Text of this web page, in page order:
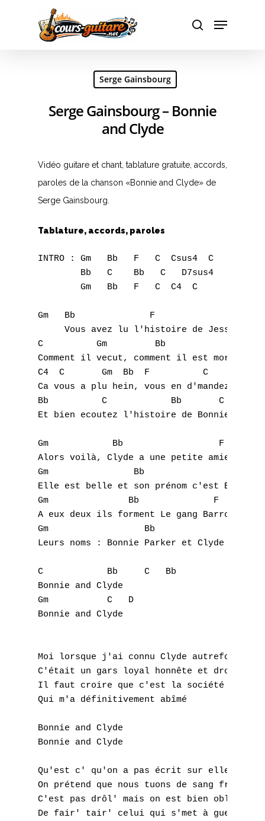
Hit enter to search or ESC to close
Serge Gainsbourg
Serge Gainsbourg – Bonnie
and Clyde
Vidéo guitare et chant, tablature gratuite, accords,
paroles de la chanson «Bonnie and Clyde» de
Serge Gainsbourg.
Tablature, accords, paroles
INTRO : Gm   Bb   F   C  Csus4  C
        Bb   C    Bb   C   D7sus4
        Gm   Bb   F   C  C4  C
Gm   Bb              F               C
Vous avez lu l'histoire de Jesse
C          Gm         Bb             F
Comment il vecut, comment il est mort
C4  C       Gm  Bb  F          C    C4
Ca vous a plu hein, vous en d'mandez
Bb          C            Bb       C
Et bien ecoutez l'histoire de Bonnie and
Gm            Bb                  F   C
Alors voilà, Clyde a une petite amie
Gm                Bb                F      C
Elle est belle et son prénom c'est Bonnie
Gm               Bb              F      C
A eux deux ils forment Le gang Barrow
Gm                  Bb               F
Leurs noms : Bonnie Parker et Clyde Barrow
C            Bb     C   Bb
Bonnie and Clyde
Gm           C   D
Bonnie and Clyde
Moi lorsque j'ai connu Clyde autrefois
C'était un gars loyal honnête et droit
Il faut croire que c'est la société
Qui m'a définitivement abîmé
Bonnie and Clyde
Bonnie and Clyde
Qu'est c' qu'on a pas écrit sur elle et
On prétend que nous tuons de sang froid
C'est pas drôl' mais on est bien obligé
De fair' tair' celui qui s'met à gueuler
A
F
G
J
K